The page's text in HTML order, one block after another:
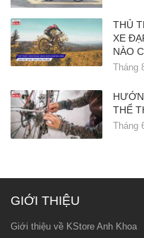
THỦ
XE
NÀO
Tháng
THỂ
Tháng
GIỚI THIỆU
Giới thiệu về KStore Anh Khoa